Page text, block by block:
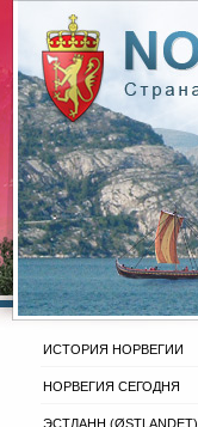
ИСТОРИЯ НОРВЕГИИ
НОРВЕГИЯ СЕГОДНЯ
ЭСТЛАНН (ØSTLANDET)